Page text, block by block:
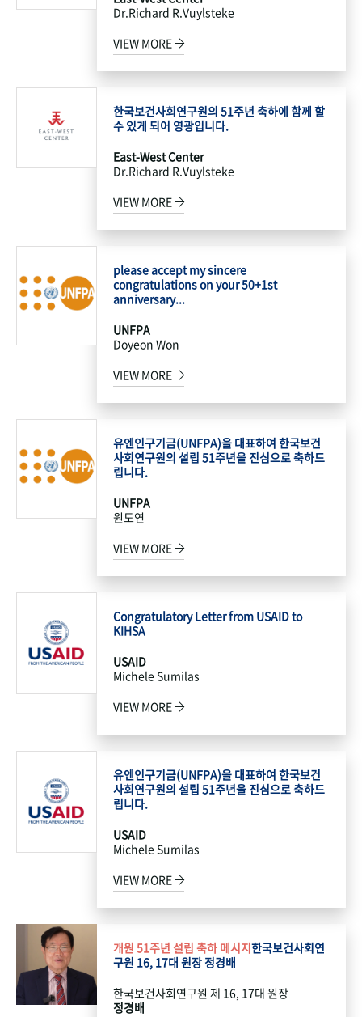
Dr.Richard R.Vuylsteke
VIEW MORE
한국보건사회연구원의 51주년 축하에 함께 할
수 있게 되어 영광입니다.
East-West Center
Dr.Richard R.Vuylsteke
VIEW MORE
please accept my sincere
congratulations on your 50+1st
anniversary...
UNFPA
Doyeon Won
VIEW MORE
유엔인구기금(UNFPA)을 대표하여 한국보건
사회연구원의 설립 51주년을 진심으로 축하드
립니다.
UNFPA
원도연
VIEW MORE
Congratulatory Letter from USAID to
KIHSA
USAID
Michele Sumilas
VIEW MORE
유엔인구기금(UNFPA)을 대표하여 한국보건
사회연구원의 설립 51주년을 진심으로 축하드
립니다.
USAID
Michele Sumilas
VIEW MORE
개원 51주년 설립 축하 메시지한국보건사회연
구원 16, 17대 원장 정경배
한국보건사회연구원 제 16, 17대 원장
정경배